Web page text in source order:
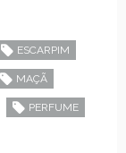
ESCARPIM
MAÇÃ
PERFUME